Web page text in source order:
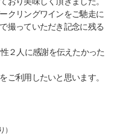
クリングワインをご馳走に
撮っていただき記念に残る
２人に感謝を伝えたかった
ご利用したいと思います。
）